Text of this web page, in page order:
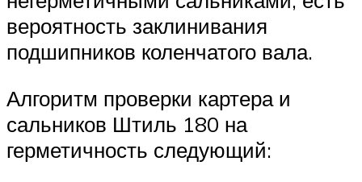
вероятность заклинивания
подшипников коленчатого вала.
Алгоритм проверки картера и
сальников Штиль 180 на
герметичность следующий: